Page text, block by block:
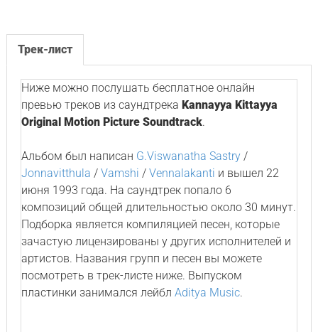
Трек-лист
Ниже можно послушать бесплатное онлайн
превью треков из саундтрека Kannayya Kittayya
Original Motion Picture Soundtrack.
Альбом был написан G.Viswanatha Sastry/
Jonnavitthula / Vamshi / Vennalakanti и вышел 22
июня 1993 года. На саундтрек попало 6
композиций общей длительностью около 30 минут.
Подборка является компиляцией песен, которые
зачастую лицензированы у других исполнителей и
артистов. Названия групп и песен вы можете
посмотреть в трек-листе ниже. Выпуском
пластинки занимался лейбл Aditya Music.